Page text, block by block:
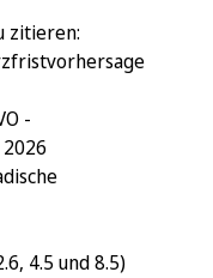
zitieren:
-
4.5 und 8.5)